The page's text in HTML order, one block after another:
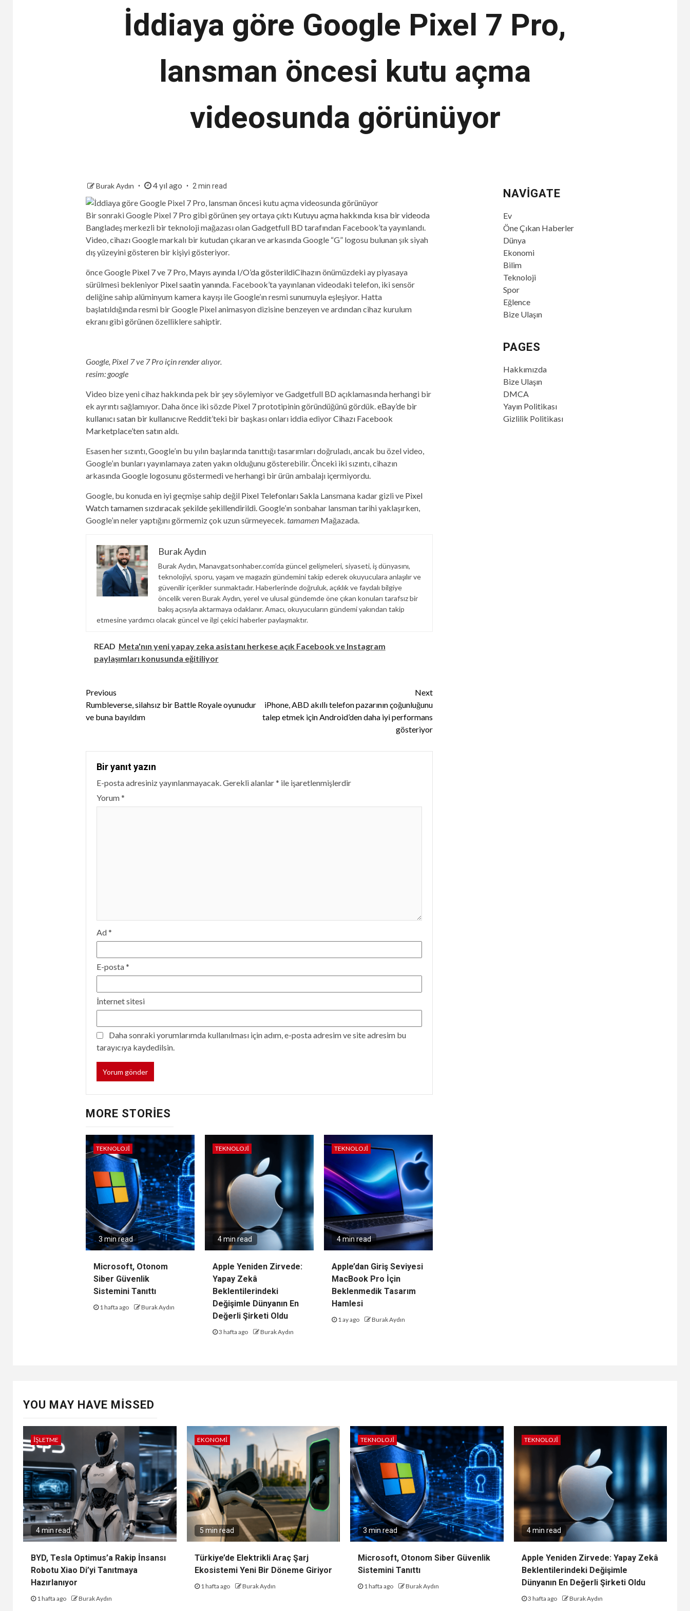
İddiaya göre Google Pixel 7 Pro,
lansman öncesi kutu açma
videosunda görünüyor
Burak Aydın 4 yıl ago 2 min read
Bir sonraki Google Pixel 7 Pro gibi görünen şey ortaya çıktı Kutuyu açma hakkında kısa bir videoda
Bangladeş merkezli bir teknoloji mağazası olan Gadgetfull BD tarafından Facebook’ta yayınlandı.
Video, cihazı Google markalı bir kutudan çıkaran ve arkasında Google “G” logosu bulunan şık siyah
dış yüzeyini gösteren bir kişiyi gösteriyor.
önce Google Pixel 7 ve 7 Pro, Mayıs ayında I/O’da gösterildiCihazın önümüzdeki ay piyasaya
sürülmesi bekleniyor Pixel saatin yanında. Facebook’ta yayınlanan videodaki telefon, iki sensör
deliğine sahip alüminyum kamera kayışı ile Google’ın resmi sunumuyla eşleşiyor. Hatta
başlatıldığında resmi bir Google Pixel animasyon dizisine benzeyen ve ardından cihaz kurulum
ekranı gibi görünen özelliklere sahiptir.
Google, Pixel 7 ve 7 Pro için render alıyor.
resim: google
Video bize yeni cihaz hakkında pek bir şey söylemiyor ve Gadgetfull BD açıklamasında herhangi bir
ek ayrıntı sağlamıyor. Daha önce iki sözde Pixel 7 prototipinin göründüğünü gördük.eBay’de bir
kullanıcı satan bir kullanıcıve Reddit’teki bir başkası onları iddia ediyorCihazı Facebook
Marketplace’ten satın aldı.
Esasen her sızıntı, Google’ın bu yılın başlarında tanıttığı tasarımları doğruladı, ancak bu özel video,
Google’ın bunları yayınlamaya zaten yakın olduğunu gösterebilir. Önceki iki sızıntı, cihazın
arkasında Google logosunu göstermedi ve herhangi bir ürün ambalajı içermiyordu.
Google, bu konuda en iyi geçmişe sahip değil Pixel Telefonları SaklaLansmana kadar gizli ve Pixel
Watch tamamen sızdıracak şekilde şekillendirildi. Google’ın sonbahar lansman tarihi yaklaşırken,
Google’ın neler yaptığını görmemiz çok uzun sürmeyecek.tamamenMağazada.
Burak Aydın
Burak Aydın, Manavgatsonhaber.com’da güncel gelişmeleri, siyaseti, iş dünyasını,
teknolojiyi, sporu, yaşam ve magazin gündemini takip ederek okuyuculara anlaşılır ve
güvenilir içerikler sunmaktadır. Haberlerinde doğruluk, açıklık ve faydalı bilgiye
öncelik veren Burak Aydın, yerel ve ulusal gündemde öne çıkan konuları tarafsız bir
bakış açısıyla aktarmaya odaklanır. Amacı, okuyucuların gündemi yakından takip
etmesine yardımcı olacak güncel ve ilgi çekici haberler paylaşmaktır.
READ Meta'nın yeni yapay zeka asistanı herkese açık Facebook ve Instagram
paylaşımları konusunda eğitiliyor
Continue
Reading
Previous
Rumbleverse, silahsız bir Battle Royale oyunudur
ve buna bayıldım
Next
iPhone, ABD akıllı telefon pazarının çoğunluğunu
talep etmek için Android’den daha iyi performans
gösteriyor
Bir yanıt yazın
E-posta adresiniz yayınlanmayacak.Gerekli alanlar* ile işaretlenmişlerdir
Yorum*
Ad*
E-posta*
İnternet sitesi
Daha sonraki yorumlarımda kullanılması için adım, e-posta adresim ve site adresim bu
tarayıcıya kaydedilsin.
MORE STORIES
TEKNOLOJI
3 min read
Microsoft, Otonom
Siber Güvenlik
Sistemini Tanıttı
1 hafta ago Burak Aydın
TEKNOLOJI
4 min read
Apple Yeniden Zirvede:
Yapay Zekâ
Beklentilerindeki
Değişimle Dünyanın En
Değerli Şirketi Oldu
3 hafta ago Burak Aydın
TEKNOLOJI
4 min read
Apple’dan Giriş Seviyesi
MacBook Pro İçin
Beklenmedik Tasarım
Hamlesi
1 ay ago Burak Aydın
NAVIGATE
Ev
Öne Çıkan Haberler
Dünya
Ekonomi
Bilim
Teknoloji
Spor
Eğlence
Bize Ulaşın
PAGES
Hakkımızda
Bize Ulaşın
DMCA
Yayın Politikası
Gizlilik Politikası
YOU MAY HAVE MISSED
İŞLETME
4 min read
BYD, Tesla Optimus’a Rakip İnsansı
Robotu Xiao Di’yi Tanıtmaya
Hazırlanıyor
1 hafta ago Burak Aydın
EKONOMI
5 min read
Türkiye’de Elektrikli Araç Şarj
Ekosistemi Yeni Bir Döneme Giriyor
1 hafta ago Burak Aydın
TEKNOLOJI
3 min read
Microsoft, Otonom Siber Güvenlik
Sistemini Tanıttı
1 hafta ago Burak Aydın
TEKNOLOJI
4 min read
Apple Yeniden Zirvede: Yapay Zekâ
Beklentilerindeki Değişimle
Dünyanın En Değerli Şirketi Oldu
3 hafta ago Burak Aydın